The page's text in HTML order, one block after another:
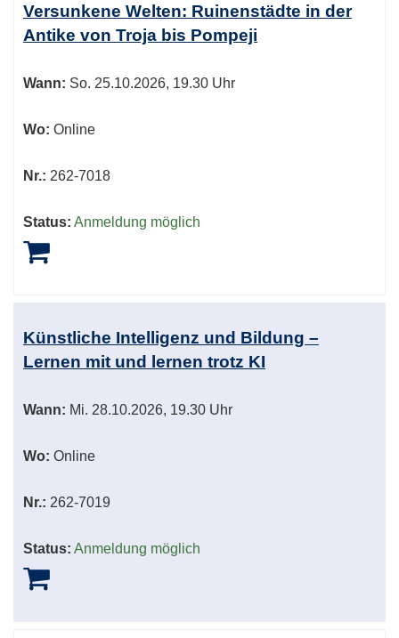
Versunkene Welten: Ruinenstädte in der
Antike von Troja bis Pompeji
Wann: So. 25.10.2026, 19.30 Uhr
Wo: Online
Nr.: 262-7018
Status: Anmeldung möglich
Künstliche Intelligenz und Bildung –
Lernen mit und lernen trotz KI
Wann: Mi. 28.10.2026, 19.30 Uhr
Wo: Online
Nr.: 262-7019
Status: Anmeldung möglich